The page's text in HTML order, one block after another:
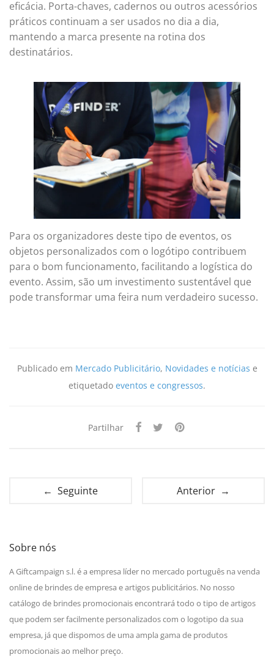
eficácia. Porta-chaves, cadernos ou outros acessórios
práticos continuam a ser usados no dia a dia,
mantendo a marca presente na rotina dos
destinatários.
Para os organizadores deste tipo de eventos, os
objetos personalizados com o logótipo contribuem
para o bom funcionamento, facilitando a logística do
evento. Assim, são um investimento sustentável que
pode transformar uma feira num verdadeiro sucesso.
Publicado em Mercado Publicitário, Novidades e notícias e
etiquetado eventos e congressos.
Partilhar
← Seguinte Anterior →
Sobre nós
A Giftcampaign s.l. é a empresa líder no mercado português na venda
online de brindes de empresa e artigos publicitários. No nosso
catálogo de brindes promocionais encontrará todo o tipo de artigos
que podem ser facilmente personalizados com o logotipo da sua
empresa, já que dispomos de uma ampla gama de produtos
promocionais ao melhor preço.